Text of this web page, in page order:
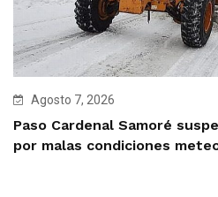
Agosto 7, 2026
Paso Cardenal Samoré
por malas condiciones